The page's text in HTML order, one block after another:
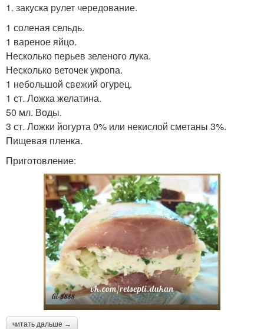
1. закуска рулет чередование.
1 соленая сельдь.
1 вареное яйцо.
Несколько перьев зеленого лука.
Несколько веточек укропа.
1 небольшой свежий огурец.
1 ст. Ложка желатина.
50 мл. Воды.
3 ст. Ложки йогурта 0% или некислой сметаны 3%.
Пищевая пленка.
Приготовление:
читать дальше →